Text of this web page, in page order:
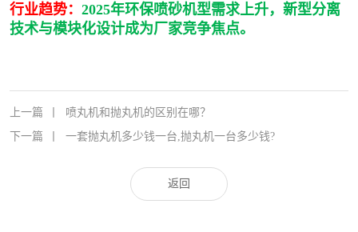
行业趋势： 2025年环保喷砂机型需求上升，新型分离
技术与模块化设计成为厂家竞争焦点。
上一篇
喷丸机和抛丸机的区别在哪？
下一篇
一套抛丸机多少钱一台,抛丸机一台多少钱?
返回